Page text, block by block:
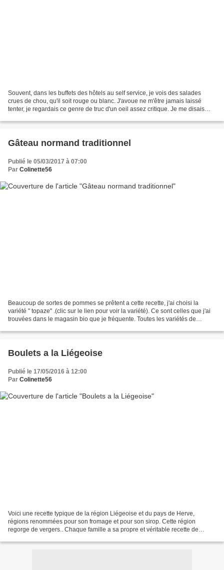
Souvent, dans les buffets des hôtels au self service, je vois des salades
crues de chou, qu'il soit rouge ou blanc. J'avoue ne m'être jamais laissé
tenter, je regardais ce genre de truc d'un oeil assez critique. Je me disais
Gâteau normand traditionnel
Publié le 05/03/2017 à 07:00
Par Colinette56
Beaucoup de sortes de pommes se prêtent a cette recette, j'ai choisi la
variété " topaze" .(clic sur le lien pour voir la variété). Ce sont celles que j'ai
trouvées dans le magasin bio que je fréquente. Toutes les variétés de
Boulets a la Liégeoise
Publié le 17/05/2016 à 12:00
Par Colinette56
Voici une recette typique de la région Liégeoise et du pays de Herve,
régions renommées pour son fromage et pour son sirop. Cette région
regorge de vergers.. Chaque famille a sa propre et véritable recette de